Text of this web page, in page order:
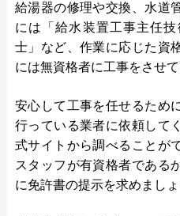
給湯器の修理や交換、水道
には「給水装置工事主任
士」など、作業に応じた資
には無資格者に工事をさせ
安心して工事を任せるため
行っている業者に依頼して
式サイトから調べることが
スタッフが有資格者である
に免許書の提示を求めましょ